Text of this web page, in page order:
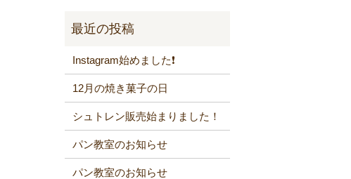
Instagram始めました❗️
12月の焼き菓子の日
シュトレン販売始まりました！
パン教室のお知らせ
パン教室のお知らせ